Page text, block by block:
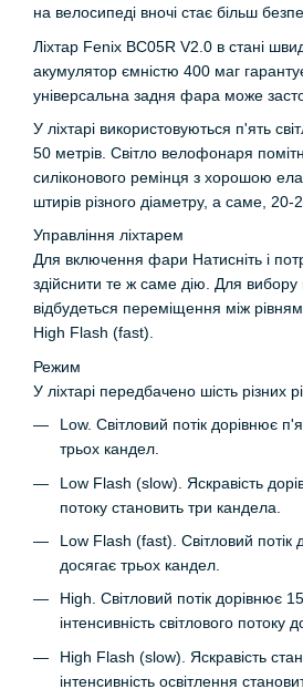
на велосипеді вночі стає більш
Ліхтар Fenix BC05R V2.0 в стані
акумулятор ємністю 400 маг
універсальна задня фара може
У ліхтарі використовуються п'ять
50 метрів. Світло велофонаря
силіконового ремінця з хорошою
штирів різного діаметру, а саме, 20-
Управління ліхтарем
Для включення фари Натисніть і
здійснити те ж саме дію. Для вибору
відбудеться переміщення між
High Flash (fast).
Режим
У ліхтарі передбачено шість різних
Low. Світловий потік дорівнює
трьох кандел.
Low Flash (slow). Яскравість
потоку становить три кандела.
Low Flash (fast). Світловий потік
досягає трьох кандел.
High. Світловий потік дорівнює
інтенсивність світлового потоку
High Flash (slow). Яскравість
інтенсивність освітлення